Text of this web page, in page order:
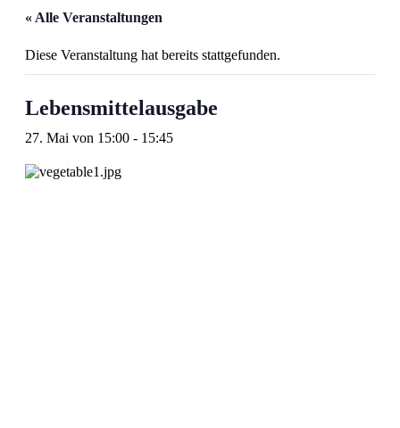
« Alle Veranstaltungen
Diese Veranstaltung hat bereits stattgefunden.
Lebensmittelausgabe
27. Mai von 15:00 - 15:45